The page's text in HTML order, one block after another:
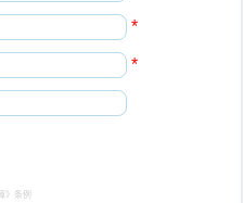
*
*
》 条例